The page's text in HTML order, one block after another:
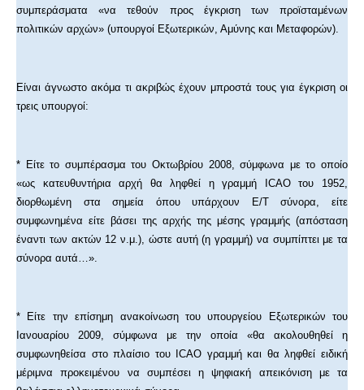
συμπεράσματα «να τεθούν προς έγκριση των προϊσταμένων
πολιτικών αρχών» (υπουργοί Εξωτερικών, Αμύνης και Μεταφορών).
Είναι άγνωστο ακόμα τι ακριβώς έχουν μπροστά τους για έγκριση οι
τρεις υπουργοί:
* Είτε το συμπέρασμα του Οκτωβρίου 2008, σύμφωνα με το οποίο
«ως κατευθυντήρια αρχή θα ληφθεί η γραμμή ICAO του 1952,
διορθωμένη στα σημεία όπου υπάρχουν Ε/Τ σύνορα, είτε
συμφωνημένα είτε βάσει της αρχής της μέσης γραμμής (απόσταση
έναντι των ακτών 12 ν.μ.), ώστε αυτή (η γραμμή) να συμπίπτει με τα
σύνορα αυτά…».
* Είτε την επίσημη ανακοίνωση του υπουργείου Εξωτερικών του
Ιανουαρίου 2009, σύμφωνα με την οποία «θα ακολουθηθεί η
συμφωνηθείσα στο πλαίσιο του ICAO γραμμή και θα ληφθεί ειδική
μέριμνα προκειμένου να συμπέσει η ψηφιακή απεικόνιση με τα